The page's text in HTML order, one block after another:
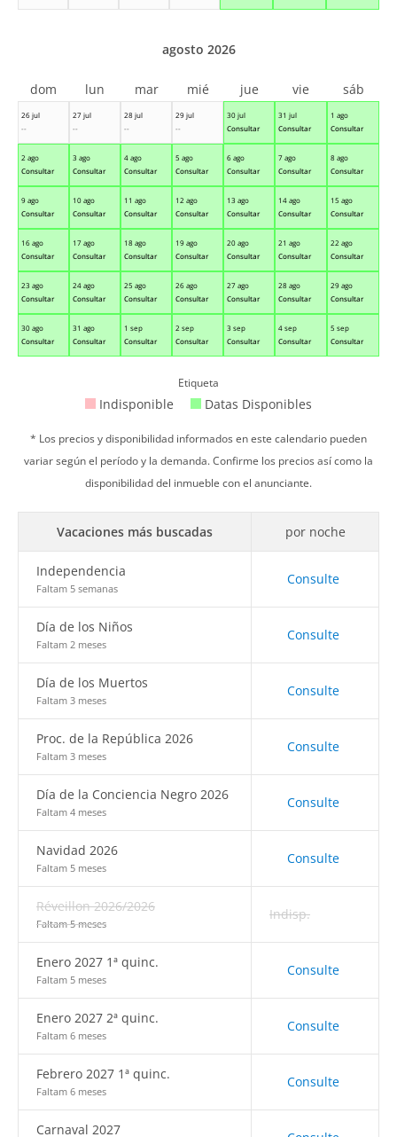
26 jul
--
27 jul
--
28 jul
--
29 jul
--
30 jul
Consultar
31 jul
Consultar
1 ago
Consultar
2 ago
Consultar
3 ago
Consultar
4 ago
Consultar
5 ago
Consultar
6 ago
Consultar
7 ago
Consultar
8 ago
Consultar
9 ago
Consultar
10 ago
Consultar
11 ago
Consultar
12 ago
Consultar
13 ago
Consultar
14 ago
Consultar
15 ago
Consultar
16 ago
Consultar
17 ago
Consultar
18 ago
Consultar
19 ago
Consultar
20 ago
Consultar
21 ago
Consultar
22 ago
Consultar
23 ago
Consultar
24 ago
Consultar
25 ago
Consultar
26 ago
Consultar
27 ago
Consultar
28 ago
Consultar
29 ago
Consultar
30 ago
Consultar
31 ago
Consultar
1 sep
Consultar
2 sep
Consultar
3 sep
Consultar
4 sep
Consultar
5 sep
Consultar
agosto 2026
dom lun mar mié jue vie sáb
Etiqueta
Indisponible Datas Disponibles
* Los precios y disponibilidad informados en este calendario pueden
variar según el período y la demanda. Confirme los precios así como la
disponibilidad del inmueble con el anunciante.
Vacaciones más buscadas por noche
Independencia
Faltam 5 semanas
Consulte
Día de los Niños
Faltam 2 meses
Consulte
Día de los Muertos
Faltam 3 meses
Consulte
Proc. de la República 2026
Faltam 3 meses
Consulte
Día de la Conciencia Negro 2026
Faltam 4 meses
Consulte
Navidad 2026
Faltam 5 meses
Consulte
Réveillon 2026/2026
Faltam 5 meses
Indisp.
Enero 2027 1ª quinc.
Faltam 5 meses
Consulte
Enero 2027 2ª quinc.
Faltam 6 meses
Consulte
Febrero 2027 1ª quinc.
Faltam 6 meses
Consulte
Carnaval 2027